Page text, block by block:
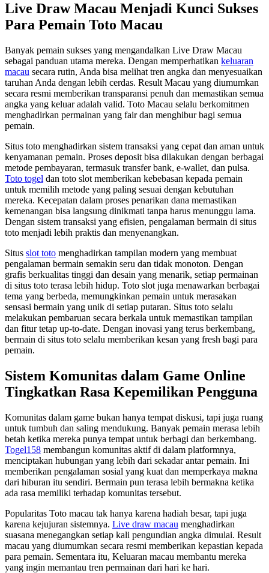
Live Draw Macau Menjadi Kunci Sukses
Para Pemain Toto Macau
Banyak pemain sukses yang mengandalkan Live Draw Macau
sebagai panduan utama mereka. Dengan memperhatikan keluaran
macau secara rutin, Anda bisa melihat tren angka dan menyesuaikan
taruhan Anda dengan lebih cerdas. Result Macau yang diumumkan
secara resmi memberikan transparansi penuh dan memastikan semua
angka yang keluar adalah valid. Toto Macau selalu berkomitmen
menghadirkan permainan yang fair dan menghibur bagi semua
pemain.
Situs toto menghadirkan sistem transaksi yang cepat dan aman untuk
kenyamanan pemain. Proses deposit bisa dilakukan dengan berbagai
metode pembayaran, termasuk transfer bank, e-wallet, dan pulsa.
Toto togel dan toto slot memberikan kebebasan kepada pemain
untuk memilih metode yang paling sesuai dengan kebutuhan
mereka. Kecepatan dalam proses penarikan dana memastikan
kemenangan bisa langsung dinikmati tanpa harus menunggu lama.
Dengan sistem transaksi yang efisien, pengalaman bermain di situs
toto menjadi lebih praktis dan menyenangkan.
Situs slot toto menghadirkan tampilan modern yang membuat
pengalaman bermain semakin seru dan tidak monoton. Dengan
grafis berkualitas tinggi dan desain yang menarik, setiap permainan
di situs toto terasa lebih hidup. Toto slot juga menawarkan berbagai
tema yang berbeda, memungkinkan pemain untuk merasakan
sensasi bermain yang unik di setiap putaran. Situs toto selalu
melakukan pembaruan secara berkala untuk memastikan tampilan
dan fitur tetap up-to-date. Dengan inovasi yang terus berkembang,
bermain di situs toto selalu memberikan kesan yang fresh bagi para
pemain.
Sistem Komunitas dalam Game Online
Tingkatkan Rasa Kepemilikan Pengguna
Komunitas dalam game bukan hanya tempat diskusi, tapi juga ruang
untuk tumbuh dan saling mendukung. Banyak pemain merasa lebih
betah ketika mereka punya tempat untuk berbagi dan berkembang.
Togel158 membangun komunitas aktif di dalam platformnya,
menciptakan hubungan yang lebih dari sekadar antar pemain. Ini
memberikan pengalaman sosial yang kuat dan memperkaya makna
dari hiburan itu sendiri. Bermain pun terasa lebih bermakna ketika
ada rasa memiliki terhadap komunitas tersebut.
Popularitas Toto macau tak hanya karena hadiah besar, tapi juga
karena kejujuran sistemnya. Live draw macau menghadirkan
suasana menegangkan setiap kali pengundian angka dimulai. Result
macau yang diumumkan secara resmi memberikan kepastian kepada
para pemain. Sementara itu, Keluaran macau membantu mereka
yang ingin memantau tren permainan dari hari ke hari.